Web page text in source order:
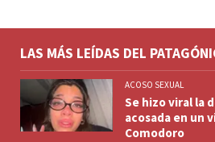
LAS MÁS LEÍDAS DEL
ACOSO SEXUAL
Se hizo viral la
acosada en un
Comodoro